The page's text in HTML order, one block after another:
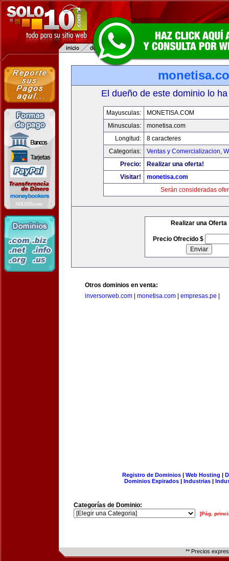
El dueño de este dominio lo
Mayusculas:
MONETISA.COM
Minusculas:
monetisa.com
Longitud:
8 caracteres
Categorias:
Ventas y Comercializacion,
Precio:
Realizar una oferta!
Visitar!
monetisa.com
Serán consideradas
Realizar una Oferta
Precio Ofrecido $
Otros dominios en venta:
inversorweb.com
monetisa.com empresas.pe
Registro de Dominios| Web Hosting |
Dominios Expirados | Industrias |
Categorías de Dominio:
[Pág.
** Precios